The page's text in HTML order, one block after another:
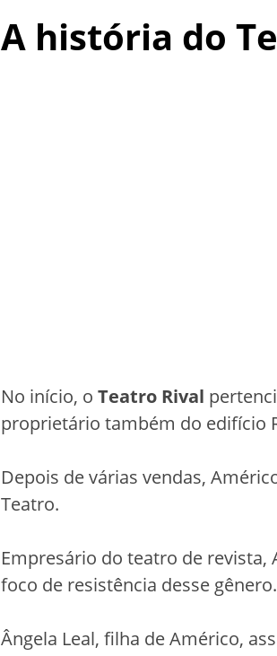
A história do
No início, o Teatro Rival
proprietário também do edifício
Depois de várias vendas,
Teatro.
Empresário do teatro de revista,
foco de resistência desse gênero.
Ângela Leal, filha de Américo,